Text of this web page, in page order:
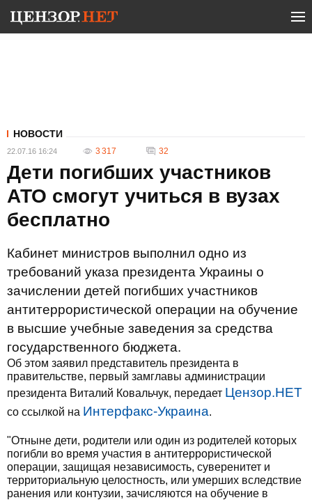
НОВОСТИ
22.07.16 16:24 3 317 32
Дети погибших участников
АТО смогут учиться в вузах
бесплатно
Кабинет министров выполнил одно из
требований указа президента Украины о
зачислении детей погибших участников
антитеррористической операции на обучение
в высшие учебные заведения за средства
государственного бюджета.
Об этом заявил представитель президента в
правительстве, первый замглавы администрации
президента Виталий Ковальчук, передает Цензор.НЕТ
со ссылкой на Интерфакс-Украина.
"Отныне дети, родители или один из родителей которых
погибли во время участия в антитеррористической
операции, защищая независимость, суверенитет и
территориальную целостность, или умерших вследствие
ранения или контузии, зачисляются на обучение в